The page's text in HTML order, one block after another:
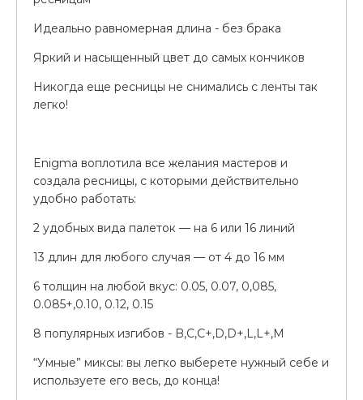
Идеально равномерная длина - без брака
Яркий и насыщенный цвет до самых кончиков
Никогда еще ресницы не снимались с ленты так
легко!
Enigma воплотила все желания мастеров и
создала ресницы, с которыми действительно
удобно работать:
2 удобных вида палеток — на 6 или 16 линий
13 длин для любого случая — от 4 до 16 мм
6 толщин на любой вкус: 0.05, 0.07, 0,085,
0.085+,0.10, 0.12, 0.15
8 популярных изгибов - B,С,С+,D,D+,L,L+,M
“Умные” миксы: вы легко выберете нужный себе и
используете его весь, до конца!